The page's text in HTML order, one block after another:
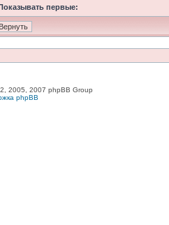
первые:
2005, 2007 phpBB Group
phpBB